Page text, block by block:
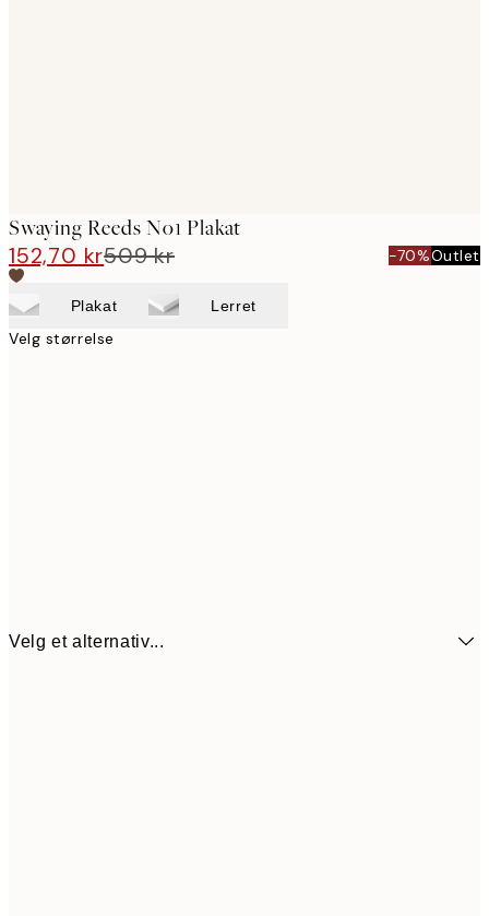
Swaying Reeds No1 Plakat
152,70 kr509 kr -70%Outlet
Plakat Lerret
Velg størrelse
Velg et alternativ...